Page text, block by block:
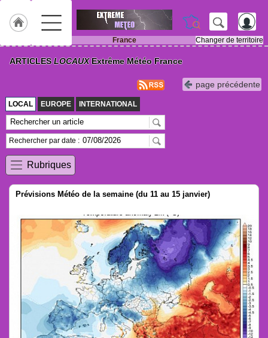
France
Changer de territoire
Accueil
régions
Gazette
Vidéos
ARTICLESLOCAUXExtrême Météo France
page précédente
LOCAL EUROPE INTERNATIONAL
Rechercher par date :
Rubriques
Prévisions Météo de la semaine (du 11 au 15 janvier)